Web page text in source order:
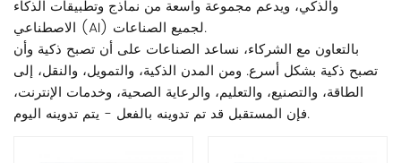
والذكي، ويدعم مجموعة واسعة من نماذج وتطبيقات الذكاء
الاصطناعي (AI) لجميع الصناعات.
بالتعاون مع الشركاء، نساعد الصناعات على أن تصبح ذكية وأن
تصبح ذكية بشكل أسرع. ومن المدن الذكية، والتمويل، والنقل، إلى
الطاقة، والتصنيع، والتعليم، والرعاية الصحية، وخدمات الإنترنت،
فإن المستقبل قد تم تدوينه بالفعل - يتم تدوينه اليوم.